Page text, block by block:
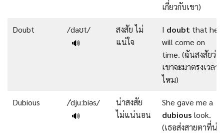
เกี่ยวกับเขา)
Doubt
/daʊt/
🔊
สงสัย ไม่
แน่ใจ
I doubt that he
will come on
time. (ฉันสงสัยว่า
เขาจะมาตรงเวลา
ไหม)
Dubious
/ˈdjuːbiəs/
🔊
น่าสงสัย
ไม่แน่นอน
She gave me a
dubious look.
(เธอส่งสายตาที่น่า